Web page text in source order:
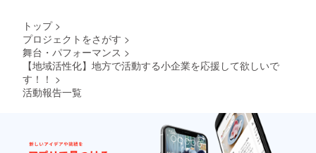
トップ >
プロジェクトをさがす >
舞台・パフォーマンス >
【地域活性化】地方で活動する小企業を応援して欲しいで
す！！ >
活動報告一覧